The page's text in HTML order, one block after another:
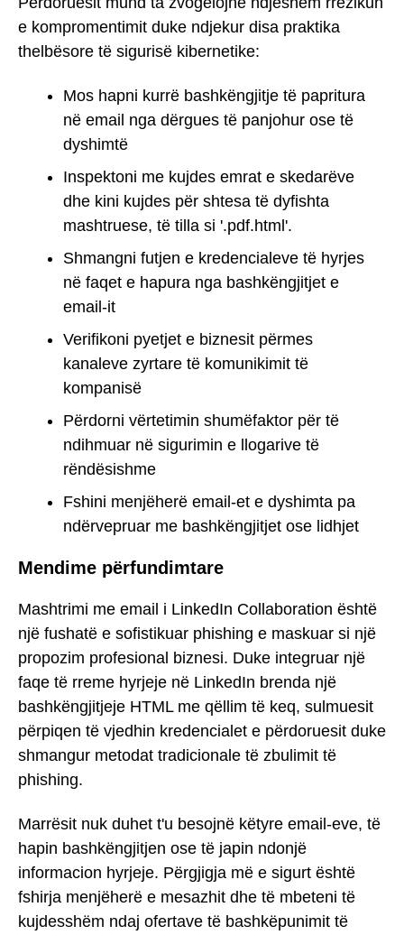
e kompromentimit duke ndjekur disa praktika
thelbësore të sigurisë kibernetike:
Mos hapni kurrë bashkëngjitje të papritura
në email nga dërgues të panjohur ose të
dyshimtë
Inspektoni me kujdes emrat e skedarëve
dhe kini kujdes për shtesa të dyfishta
mashtruese, të tilla si '.pdf.html'.
Shmangni futjen e kredencialeve të hyrjes
në faqet e hapura nga bashkëngjitjet e
email-it
Verifikoni pyetjet e biznesit përmes
kanaleve zyrtare të komunikimit të
kompanisë
Përdorni vërtetimin shumëfaktor për të
ndihmuar në sigurimin e llogarive të
rëndësishme
Fshini menjëherë email-et e dyshimta pa
ndërvepruar me bashkëngjitjet ose lidhjet
Mendime përfundimtare
Mashtrimi me email i LinkedIn Collaboration është
një fushatë e sofistikuar phishing e maskuar si një
propozim profesional biznesi. Duke integruar një
faqe të rreme hyrjeje në LinkedIn brenda një
bashkëngjitjeje HTML me qëllim të keq, sulmuesit
përpiqen të vjedhin kredencialet e përdoruesit duke
shmangur metodat tradicionale të zbulimit të
phishing.
Marrësit nuk duhet t'u besojnë këtyre email-eve, të
hapin bashkëngjitjen ose të japin ndonjë
informacion hyrjeje. Përgjigja më e sigurt është
fshirja menjëherë e mesazhit dhe të mbeteni të
kujdesshëm ndaj ofertave të bashkëpunimit të